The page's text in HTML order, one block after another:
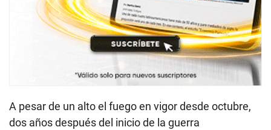
A pesar de un alto el fuego en vigor desde octubre,
dos años después del inicio de la guerra